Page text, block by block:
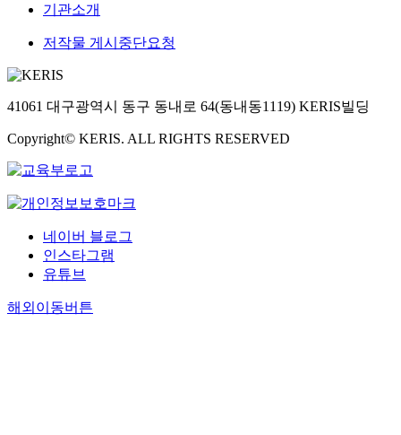
기관소개
저작물 게시중단요청
41061 대구광역시 동구 동내로 64(동내동1119) KERIS빌딩
Copyright© KERIS. ALL RIGHTS RESERVED
네이버 블로그
인스타그램
유튜브
해외이동버튼